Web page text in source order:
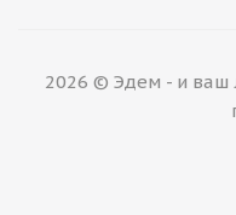
2026 © Эдем - и ваш